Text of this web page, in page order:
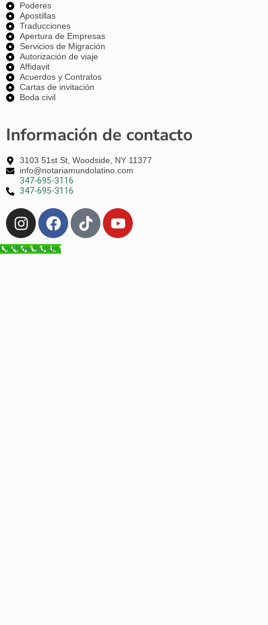
Poderes
Apostillas
Traducciones
Apertura de Empresas
Servicios de Migración
Autorización de viaje
Affidavit
Acuerdos y Contratos
Cartas de invitación
Boda civil
Información de contacto
3103 51st St, Woodside, NY 11377
info@notariamundolatino.com
347-695-3116
347-695-3116
Call Now Button